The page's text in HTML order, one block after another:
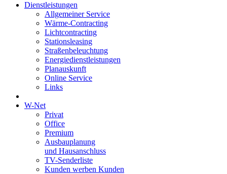
Dienstleistungen
Allgemeiner Service
Wärme-Contracting
Lichtcontracting
Stationsleasing
Straßenbeleuchtung
Energiedienstleistungen
Planauskunft
Online Service
Links
W-Net
Privat
Office
Premium
Ausbauplanung
und Hausanschluss
TV-Senderliste
Kunden werben Kunden